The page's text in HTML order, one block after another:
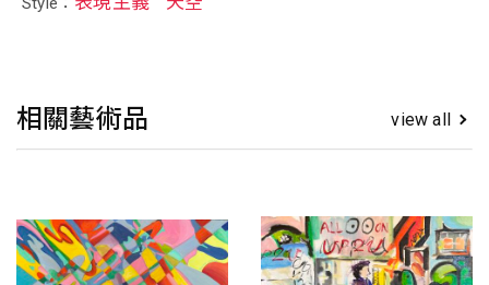
相關藝術品 view all